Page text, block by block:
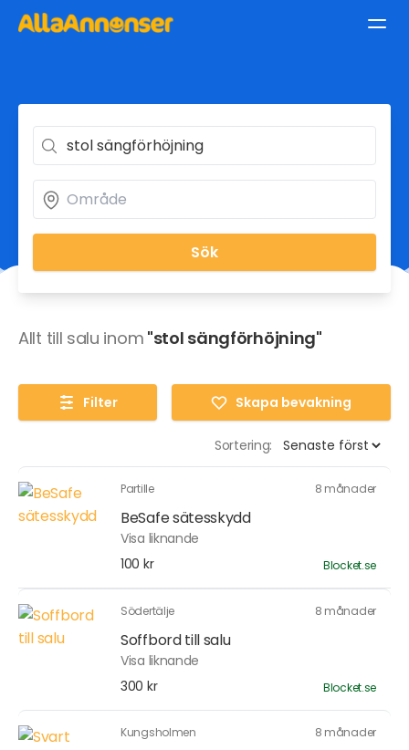
Sök
Allt till salu inom "stol sängförhöjning"
Filter Skapa bevakning
Sortering:
Partille 8 månader
BeSafe sätesskydd
Visa liknande
100 kr
Blocket.se
Södertälje 8 månader
Soffbord till salu
Visa liknande
300 kr
Blocket.se
Kungsholmen 8 månader